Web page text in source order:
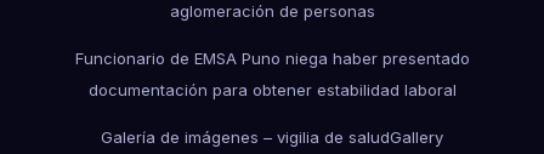
aglomeración de personas
Funcionario de EMSA Puno niega haber presentado
documentación para obtener estabilidad laboral
Galería de imágenes – vigilia de saludGallery